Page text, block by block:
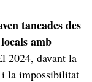
tancades des
amb
2024, davant la
la impossibilitat